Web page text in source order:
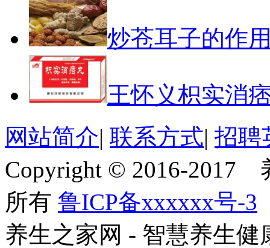
炒苍耳子的作
王怀义枳实消
网站简介| 联系方式| 招聘
Copyright © 2016-2017
所有 鲁ICP备xxxxxx号-3
养生之家网 - 智慧养生